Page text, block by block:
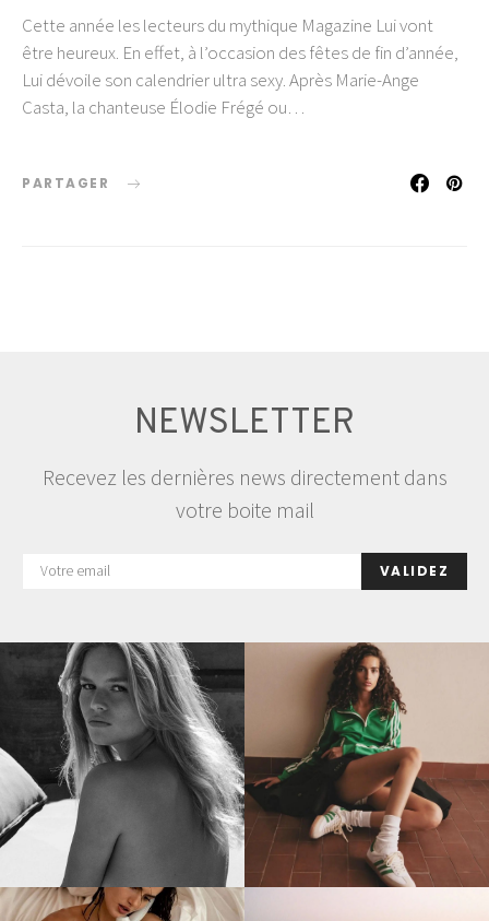
Cette année les lecteurs du mythique Magazine Lui vont
être heureux. En effet, à l’occasion des fêtes de fin d’année,
Lui dévoile son calendrier ultra sexy. Après Marie-Ange
Casta, la chanteuse Élodie Frégé ou…
PARTAGER
NEWSLETTER
Recevez les dernières news directement dans
votre boite mail
VALIDEZ